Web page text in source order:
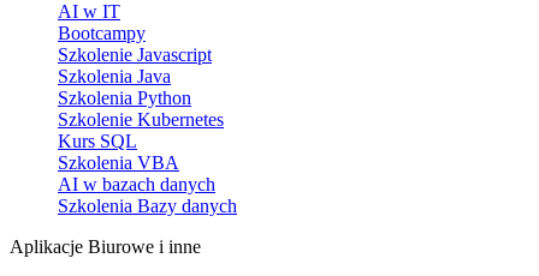
AI w IT
Bootcampy
Szkolenie Javascript
Szkolenia Java
Szkolenia Python
Szkolenie Kubernetes
Kurs SQL
Szkolenia VBA
AI w bazach danych
Szkolenia Bazy danych
Aplikacje Biurowe i inne